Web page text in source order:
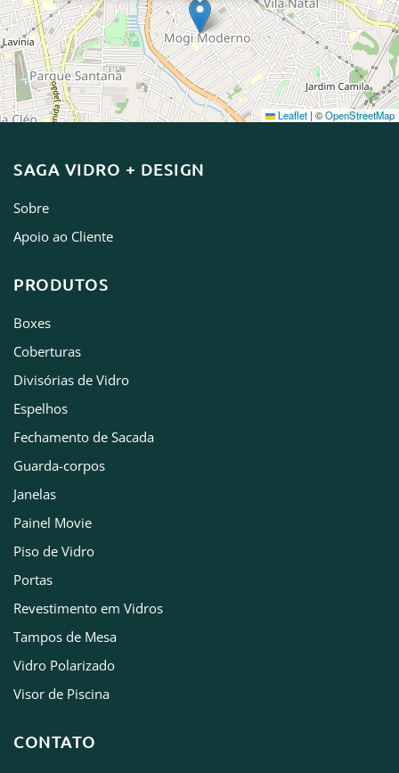
Leaflet | ©OpenStreetMap
SAGA VIDRO + DESIGN
Sobre
Apoio ao Cliente
PRODUTOS
Boxes
Coberturas
Divisórias de Vidro
Espelhos
Fechamento de Sacada
Guarda-corpos
Janelas
Painel Movie
Piso de Vidro
Portas
Revestimento em Vidros
Tampos de Mesa
Vidro Polarizado
Visor de Piscina
CONTATO